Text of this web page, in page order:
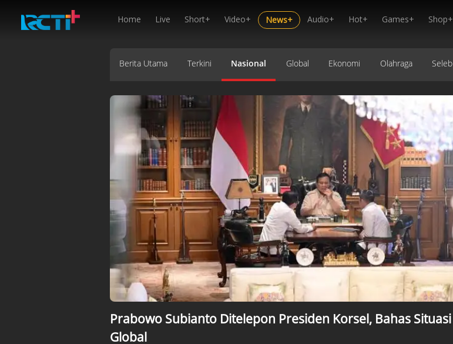
Home Live Short+ Video+ News+ Audio+ Hot+ Games+ Shop+
Berita Utama Terkini Nasional Global Ekonomi Olahraga Seleb
Prabowo Subianto Ditelepon Presiden Korsel, Bahas Situasi
Global